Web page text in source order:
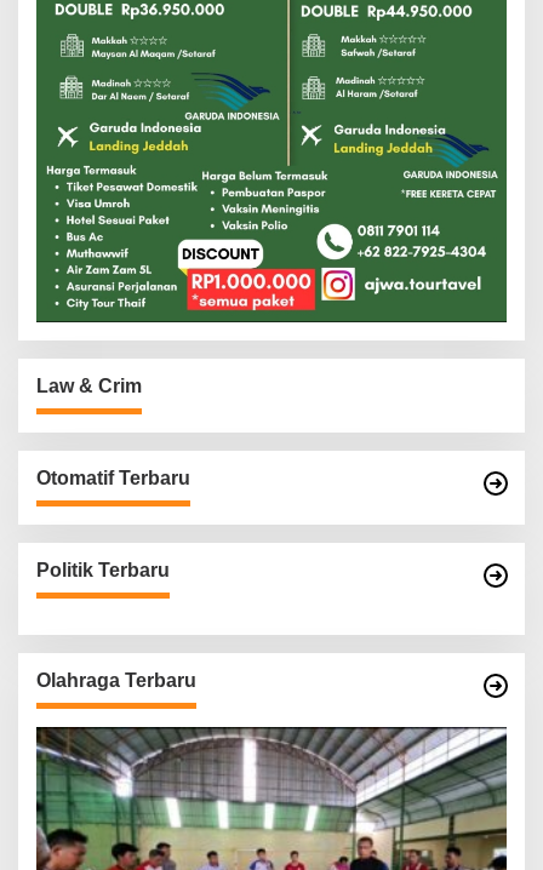
Law & Crim
Otomatif Terbaru
Politik Terbaru
Olahraga Terbaru